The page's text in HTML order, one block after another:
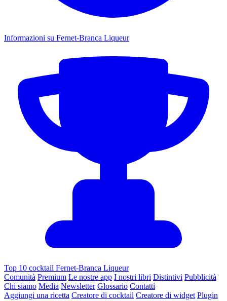
Informazioni su Fernet-Branca Liqueur
Top 10 cocktail Fernet-Branca Liqueur
Comunità Premium Le nostre app I nostri libri Distintivi Pubblicità
Chi siamo Media Newsletter Glossario Contatti
Aggiungi una ricetta Creatore di cocktail Creatore di widget Plugin